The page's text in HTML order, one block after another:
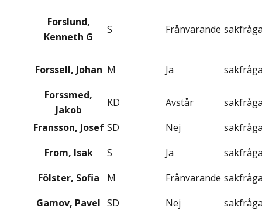
Forslund,
Kenneth G
S Frånvarande
Forssell, Johan M Ja
Forssmed,
Jakob
KD Avstår
Fransson, Josef SD Nej
From, Isak
S Ja
Fölster, Sofia
M Frånvarande
Gamov, Pavel SD Nej